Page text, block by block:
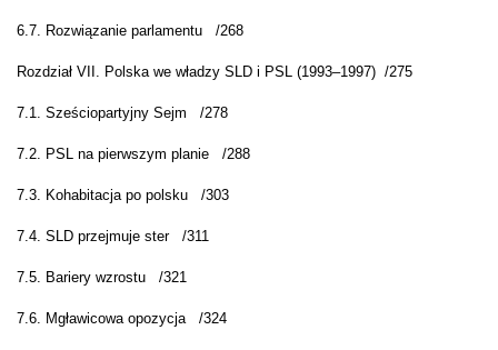
6.7. Rozwiązanie parlamentu /268
Rozdział VII. Polska we władzy SLD i PSL (1993–1997) /275
7.1. Sześciopartyjny Sejm /278
7.2. PSL na pierwszym planie /288
7.3. Kohabitacja po polsku /303
7.4. SLD przejmuje ster /311
7.5. Bariery wzrostu /321
7.6. Mgławicowa opozycja /324